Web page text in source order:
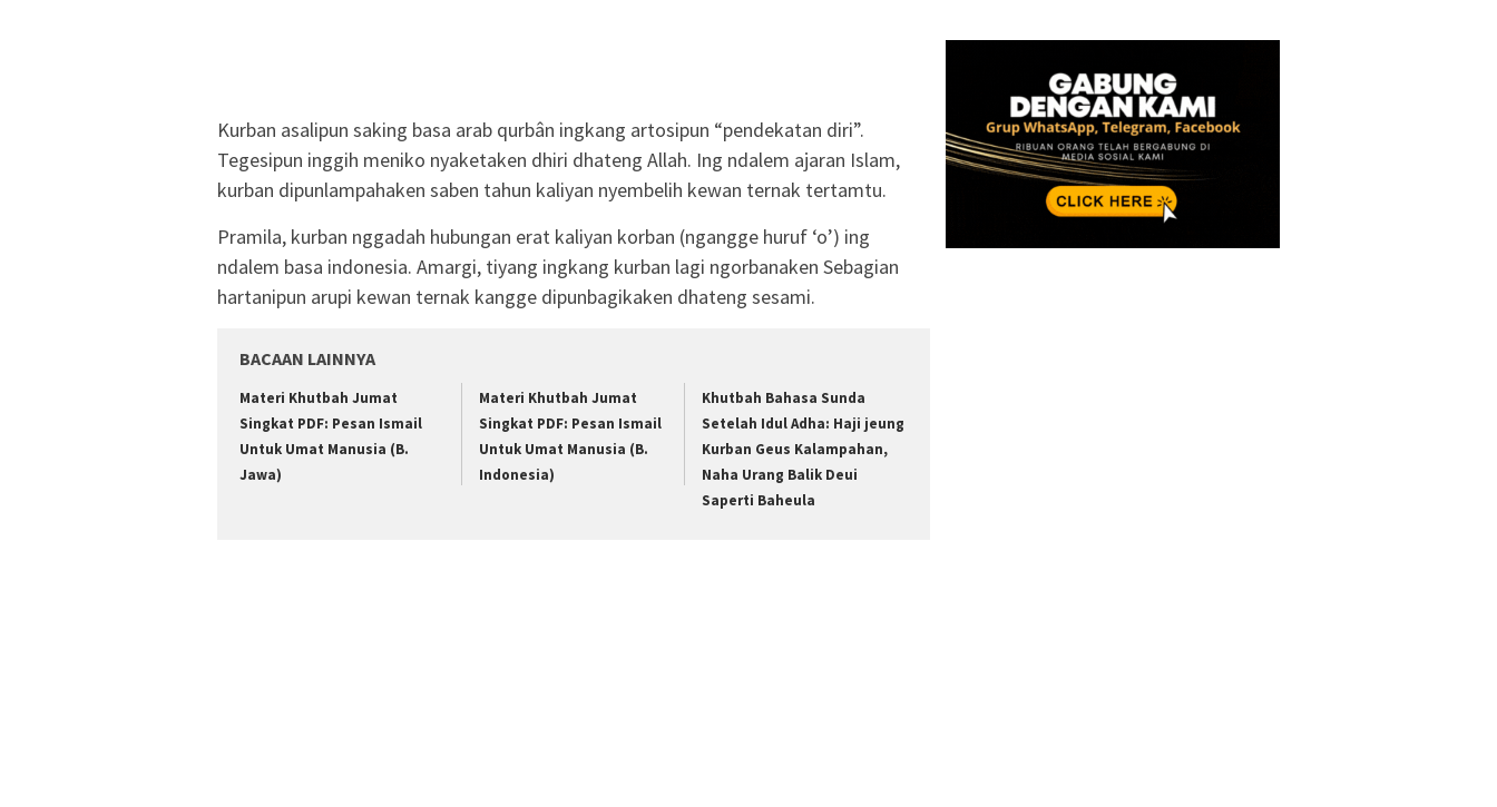
Kurban asalipun saking basa arab qurbân ingkang artosipun “pendekatan diri”.
Tegesipun inggih meniko nyaketaken dhiri dhateng Allah. Ing ndalem ajaran Islam,
kurban dipunlampahaken saben tahun kaliyan nyembelih kewan ternak tertamtu.
Pramila, kurban nggadah hubungan erat kaliyan korban (ngangge huruf ‘o’) ing
ndalem basa indonesia. Amargi, tiyang ingkang kurban lagi ngorbanaken Sebagian
hartanipun arupi kewan ternak kangge dipunbagikaken dhateng sesami.
BACAAN LAINNYA
Materi Khutbah Jumat
Singkat PDF: Pesan Ismail
Untuk Umat Manusia (B.
Jawa)
Materi Khutbah Jumat
Singkat PDF: Pesan Ismail
Untuk Umat Manusia (B.
Indonesia)
Khutbah Bahasa Sunda
Setelah Idul Adha: Haji jeung
Kurban Geus Kalampahan,
Naha Urang Balik Deui
Saperti Baheula